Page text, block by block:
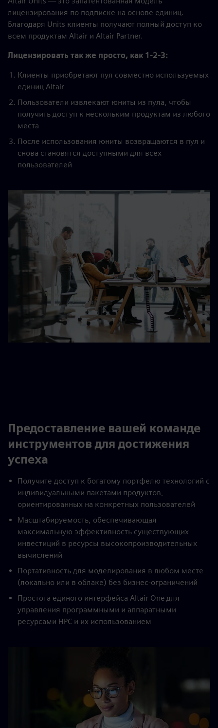
лицензирования по подписке на основе единиц.
Благодаря Units клиенты получают полный доступ ко
всем продуктам Altair и Altair Partner.
Лицензировать так же просто, как 1-2-3:
Клиенты приобретают пул совместно используемых
единиц Altair
Пользователи извлекают юниты из пула, чтобы
получить доступ к нескольким продуктам из любого
места
После использования юниты возвращаются в пул и
снова становятся доступными для всех
пользователей
Предоставление вашей команде
инструментов для достижения
успеха
Получите доступ к богатому портфелю технологий с
индивидуальными пакетами продуктов,
ориентированных на конкретных пользователей
Масштабируемость, обеспечивающая
максимальную эффективность существующих
инвестиций в ресурсы высокопроизводительных
вычислений
Портативность для моделирования в любом месте
(локально или в облаке) без бизнес-ограничений
Простота единого интерфейса Altair One для
управления программными и аппаратными
ресурсами HPC и их использованием